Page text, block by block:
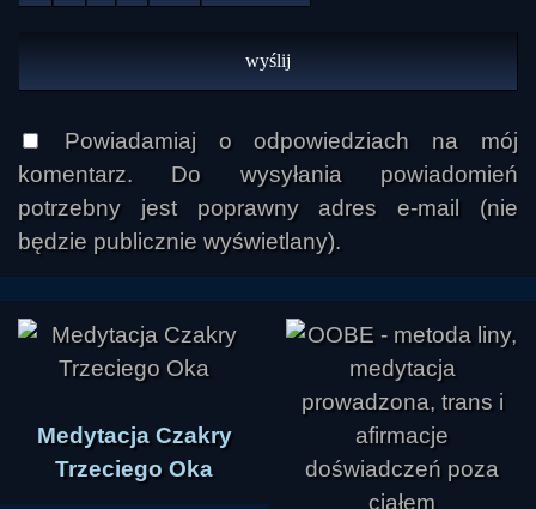
Powiadamiaj o odpowiedziach na mój
komentarz. Do wysyłania powiadomień
potrzebny jest poprawny adres e-mail (nie
będzie publicznie wyświetlany).
Medytacja Czakry
Trzeciego Oka